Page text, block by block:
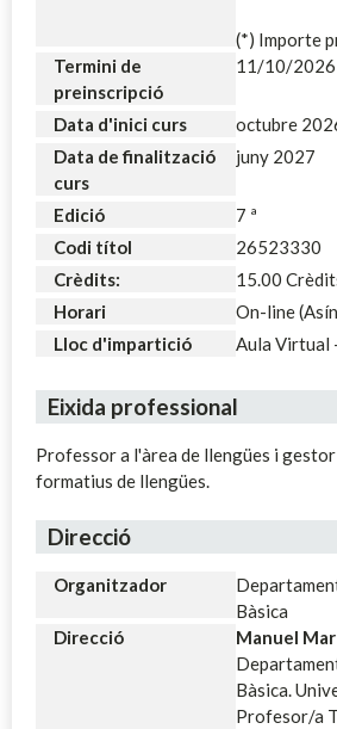
(*) Importe
Termini de
preinscripció
11/10/2026
Data d'inici curs
octubre
Data de finalització
curs
juny 2027
Edició
7 ª
Codi títol
26523330
Crèdits:
15.00
Horari
On-line
Lloc d'impartició
Aula Virtual
Eixida professional
Professor a l'àrea de llengües i
formatius de llengües.
Direcció
Organitzador
Bàsica
Direcció
Manuel
Bàsica.
Profesor/a